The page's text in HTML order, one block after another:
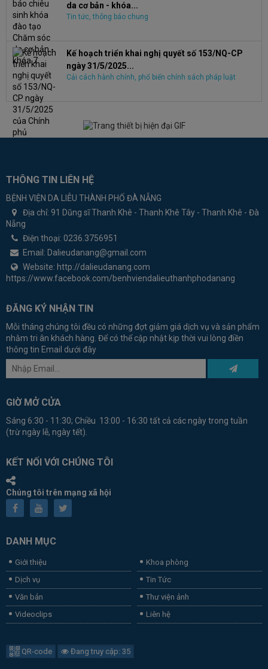
da cơ bản - khóa...
Tin tức, thông báo chung
Kế hoạch triển khai nghị quyết số 153/NQ-CP
ngày 31/5/2025...
Cải cách hành chính, phổ biến chính sách pháp luật
THÔNG TIN LIÊN HỆ
BỆNH VIỆN DA LIỄU THÀNH PHỐ ĐÀ NẴNG
Địa chỉ: 91 Dũng sĩ Thanh Khê - Thanh Khê Tây - Thanh Khê - Đà
Nẵng
Điện thoại: 0236.3756951
Email: Dalieudanang@gmail.com
Website: http://dalieudanang.com
https://www.facebook.com/benhviendalieuthanhphodanang
ĐĂNG KÝ NHẬN TIN
Mỗi tháng chúng tôi đều có những đợt giảm giá dịch vụ và sản phẩm
nhằm tri ân khách hàng. Để có thể cập nhật kịp thời vui lòng điền
thông tin Email dưới đây
GIỜ MỞ CỬA
Sáng 6:30 - 11:30; Chiều 13:00 - 16:30 tất cả các ngày trong tuần
(trừ ngày lễ, ngày tết).
KẾT NỐI VỚI CHÚNG TÔI
Chúng tôi trên mạng xã hội
DANH MỤC
Giới thiệu
Khoa phòng
Dịch vụ
Tin Tức
Văn bản
Thư viện ảnh
Videoclips
Liên hệ
QR-code Đang truy cập: 35